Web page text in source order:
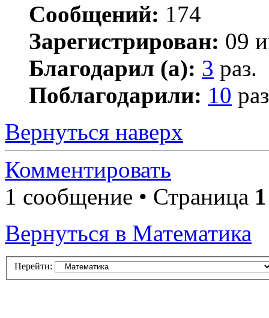
Сообщений: 174
Зарегистрирован: 09
Благодарил (а): 3 раз.
Поблагодарили: 10
Вернуться наверх
Комментировать
1 сообщение • Страница 1
Вернуться в Математика
Перейти: